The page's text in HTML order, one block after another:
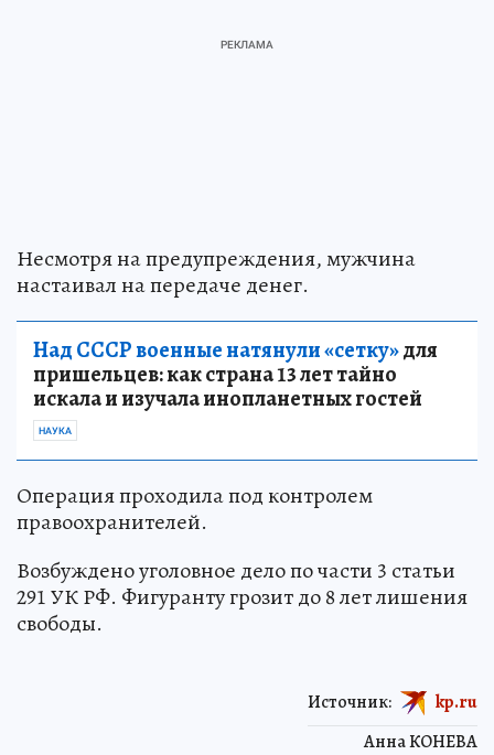
Несмотря на предупреждения, мужчина
настаивал на передаче денег.
Над СССР военные натянули «сетку»для
пришельцев: как страна 13 лет тайно
искала и изучала инопланетных гостей
НАУКА
Операция проходила под контролем
правоохранителей.
Возбуждено уголовное дело по части 3 статьи
291 УК РФ. Фигуранту грозит до 8 лет лишения
свободы.
Анна КОНЕВА
Источник: kp.ru